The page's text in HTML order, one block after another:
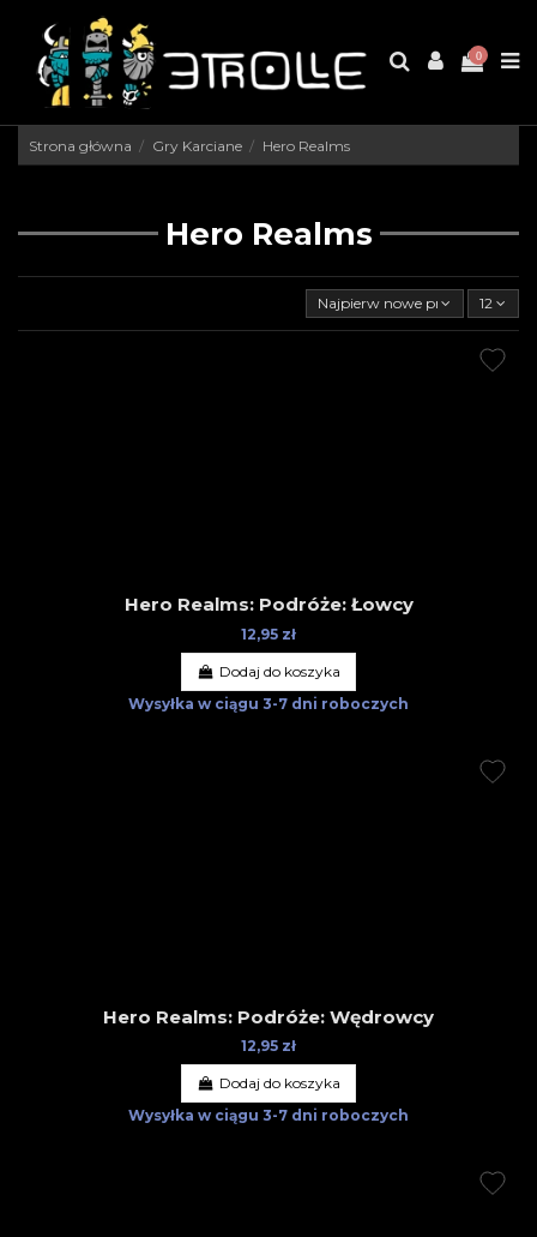
0
Strona główna Gry Karciane Hero Realms
Hero Realms
Najpierw nowe produkty12
Hero Realms: Podróże: Łowcy
12,95 zł
Dodaj do koszyka
Wysyłka w ciągu 3-7 dni roboczych
Hero Realms: Podróże: Wędrowcy
12,95 zł
Dodaj do koszyka
Wysyłka w ciągu 3-7 dni roboczych